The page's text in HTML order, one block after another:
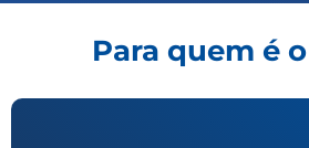
Para quem é